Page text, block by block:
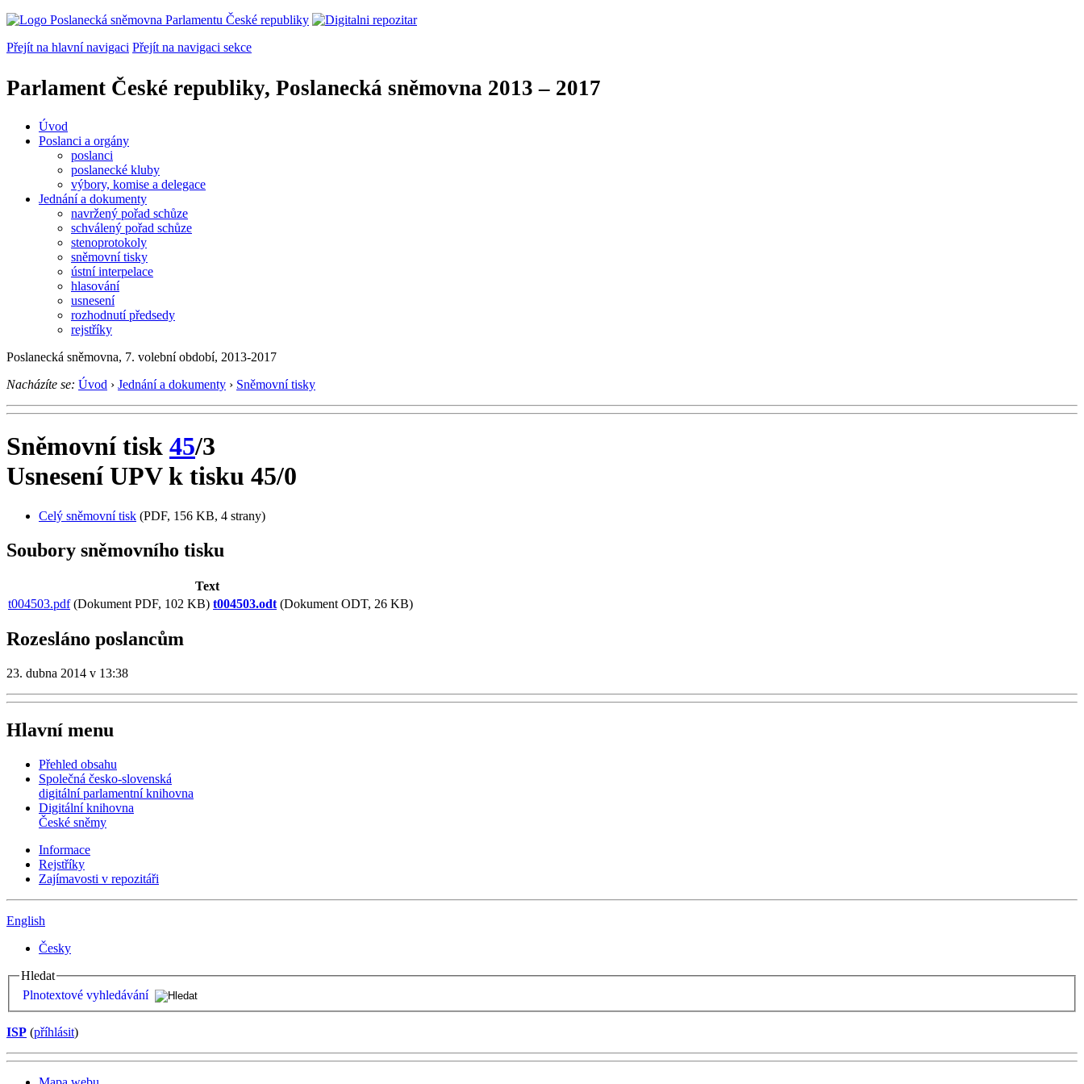
Přejít na hlavní navigaci Přejít na navigaci sekce
Parlament České republiky, Poslanecká sněmovna 2013 – 2017
Úvod
Poslanci a orgány
poslanci
poslanecké kluby
výbory, komise a delegace
Jednání a dokumenty
navržený pořad schůze
schválený pořad schůze
stenoprotokoly
sněmovní tisky
ústní interpelace
hlasování
usnesení
rozhodnutí předsedy
rejstříky
Poslanecká sněmovna, 7. volební období, 2013-2017
Nacházíte se: Úvod › Jednání a dokumenty › Sněmovní tisky
Sněmovní tisk 45/3
Usnesení UPV k tisku 45/0
Celý sněmovní tisk (PDF, 156 KB, 4 strany)
Soubory sněmovního tisku
Text
t004503.pdf(Dokument PDF, 102 KB) t004503.odt (Dokument ODT, 26 KB)
Rozesláno poslancům
23. dubna 2014 v 13:38
Hlavní menu
Přehled obsahu
Společná česko-slovenská
digitální parlamentní knihovna
Digitální knihovna
České sněmy
Informace
Rejstříky
Zajímavosti v repozitáři
English
Česky
Hledat
Plnotextové vyhledávání
ISP (příhlásit)